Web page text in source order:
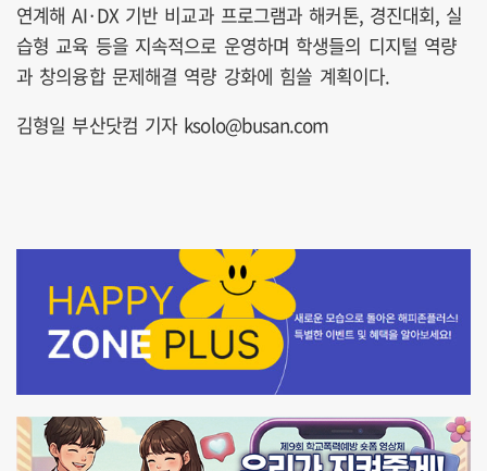
연계해 AI·DX 기반 비교과 프로그램과 해커톤, 경진대회, 실
습형 교육 등을 지속적으로 운영하며 학생들의 디지털 역량
과 창의융합 문제해결 역량 강화에 힘쓸 계획이다.
김형일 부산닷컴 기자 ksolo@busan.com